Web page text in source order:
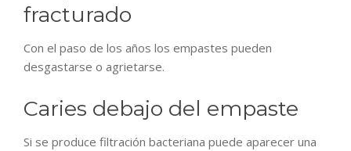
fracturado
Con el paso de los años los empastes pueden
desgastarse o agrietarse.
Caries debajo del empaste
Si se produce filtración bacteriana puede aparecer una